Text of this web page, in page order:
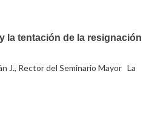
la tentación de la resignación
J., Rector del Seminario Mayor La